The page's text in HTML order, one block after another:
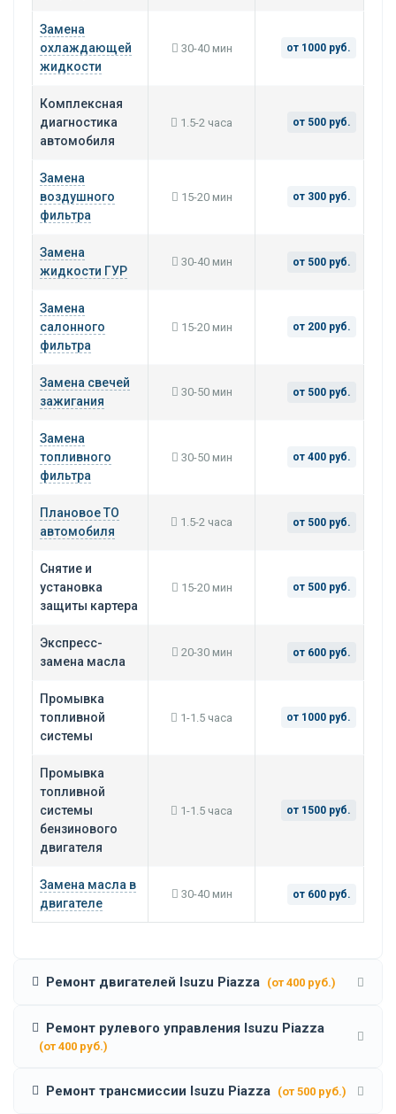
Замена
охлаждающей
жидкости
30-40 мин от 1000 руб.
Комплексная
диагностика
автомобиля
1.5-2 часа от 500 руб.
Замена
воздушного
фильтра
15-20 мин от 300 руб.
Замена
жидкости ГУР
30-40 мин от 500 руб.
Замена
салонного
фильтра
15-20 мин от 200 руб.
Замена свечей
зажигания
30-50 мин от 500 руб.
Замена
топливного
фильтра
30-50 мин от 400 руб.
Плановое ТО
автомобиля
1.5-2 часа от 500 руб.
Снятие и
установка
защиты картера
15-20 мин от 500 руб.
Экспресс-
замена масла
20-30 мин от 600 руб.
Промывка
топливной
системы
1-1.5 часа от 1000 руб.
Промывка
топливной
системы
бензинового
двигателя
1-1.5 часа от 1500 руб.
Замена масла в
двигателе
30-40 мин от 600 руб.
Ремонт двигателей Isuzu Piazza (от 400 руб.)
Ремонт рулевого управления Isuzu Piazza
(от 400 руб.)
Ремонт трансмиссии Isuzu Piazza (от 500 руб.)